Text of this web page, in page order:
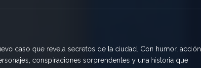
caso que revela secretos de la ciudad. Con humor, acción
conspiraciones sorprendentes y una historia que